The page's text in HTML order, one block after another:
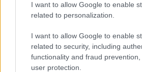
I want to allow Google to enable
related to personalization.
I want to allow Google to enable
related to security, including
functionality and fraud
user protection.